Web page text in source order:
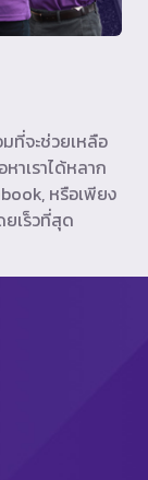
ที่จะช่วยเหลือ
าเราได้หลาก
หรือเพียง
เร็วที่สุด